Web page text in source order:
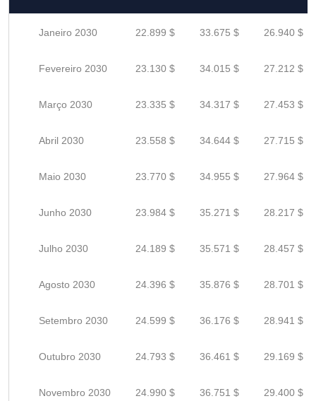
Janeiro 2030 22.899 $ 33.675 $ 26.940 $
Fevereiro 2030 23.130 $ 34.015 $ 27.212 $
Março 2030 23.335 $ 34.317 $ 27.453 $
Abril 2030 23.558 $ 34.644 $ 27.715 $
Maio 2030 23.770 $ 34.955 $ 27.964 $
Junho 2030 23.984 $ 35.271 $ 28.217 $
Julho 2030 24.189 $ 35.571 $ 28.457 $
Agosto 2030 24.396 $ 35.876 $ 28.701 $
Setembro 2030 24.599 $ 36.176 $ 28.941 $
Outubro 2030 24.793 $ 36.461 $ 29.169 $
Novembro 2030 24.990 $ 36.751 $ 29.400 $